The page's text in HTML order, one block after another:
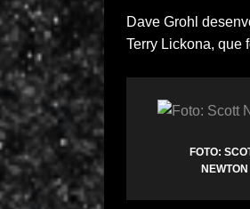
Dave Grohl
Terry Lickona, que
FOTO:
NEWTON